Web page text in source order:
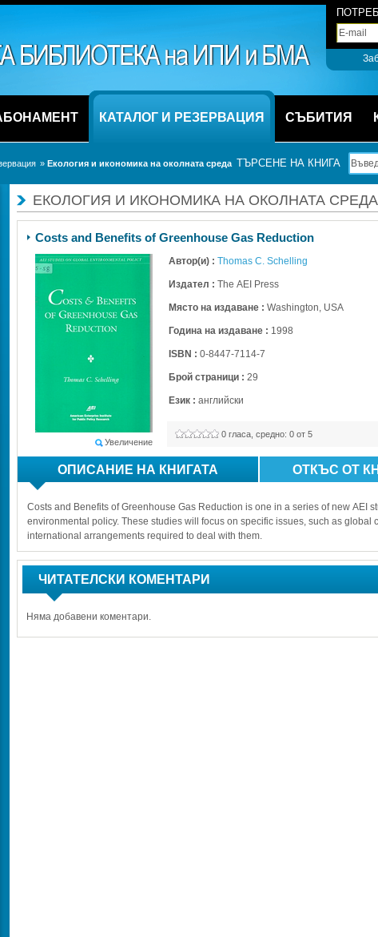
КАТАЛОГ И РЕЗЕРВАЦИЯ СЪБИТИЯ
» Екология и икономика на околната среда ТЪРСЕНЕ НА КНИГА
ЕКОЛОГИЯ И ИКОНОМИКА НА ОКОЛНАТА СРЕДА
Costs and Benefits of Greenhouse Gas Reduction
Увеличение
Автор(и) : Thomas C. Schelling
Издател : The AEI Press
Място на издаване : Washington, USA
Година на издаване : 1998
ISBN : 0-8447-7114-7
Брой страници : 29
Език : английски
0гласа, средно: 0от 5
ОПИСАНИЕ НА КНИГАТА ОТКЪС ОТ
Costs and Benefits of Greenhouse Gas Reduction is one in a series of new AEI
environmental policy. These studies will focus on specific issues, such as global
international arrangements required to deal with them.
ЧИТАТЕЛСКИ КОМЕНТАРИ
Няма добавени коментари.